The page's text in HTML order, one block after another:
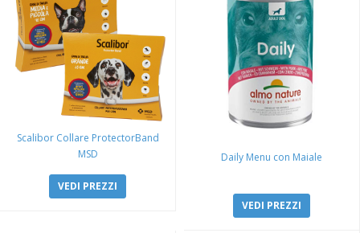
Scalibor Collare ProtectorBand
MSD
VEDI PREZZI
Daily Menu con Maiale
VEDI PREZZI